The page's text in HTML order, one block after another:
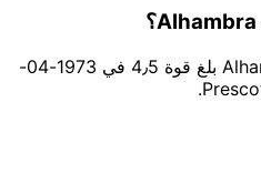
أقوى زلزال مسجل قرب Alhambra بلغ قوة 4٫5 في 1973-04-